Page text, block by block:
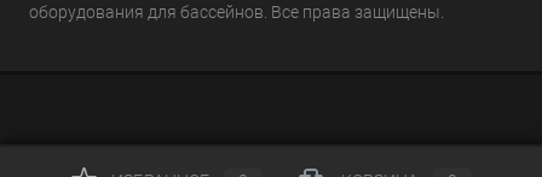
оборудования для бассейнов. Все права защищены.